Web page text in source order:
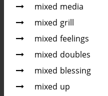
mixed media
mixed grill
mixed feelings
mixed doubles
mixed blessing
mixed up